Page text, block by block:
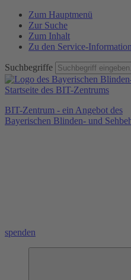
Zum Hauptmenü
Zur Suche
Zum Inhalt
Zu den Service-
Suchbegriffe
BIT-Zentrum - ein Angebot des
Bayerischen Blinden- und
spenden